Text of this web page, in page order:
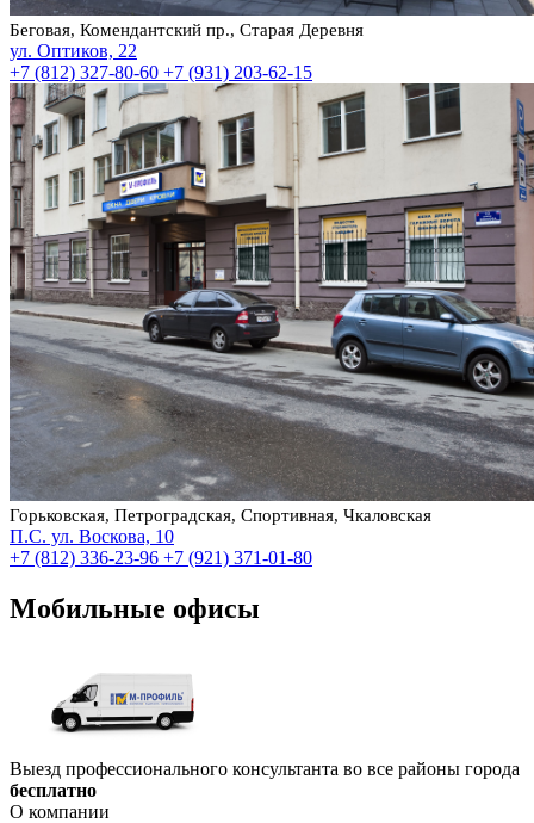
Беговая, Комендантский пр., Старая Деревня
ул. Оптиков, 22
+7 (812) 327-80-60 +7 (931) 203-62-15
Горьковская, Петроградская, Спортивная, Чкаловская
П.С. ул. Воскова, 10
+7 (812) 336-23-96 +7 (921) 371-01-80
Мобильные офисы
Выезд профессионального консультанта во все районы города
бесплатно
О компании